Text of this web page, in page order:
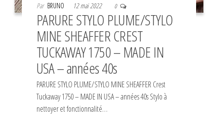
Par BRUNO 12 mai 2022 0
PARURE STYLO PLUME/STYLO
MINE SHEAFFER CREST
TUCKAWAY 1750 – MADE IN
USA – années 40s
PARURE STYLO PLUME/STYLO MINE SHEAFFER Crest
Tuckaway 1750 – MADE IN USA – années 40s Stylo à
nettoyer et fonctionnalité…